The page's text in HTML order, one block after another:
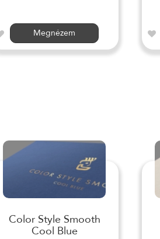
Megnézem
Color Style Smooth
Cool Blue